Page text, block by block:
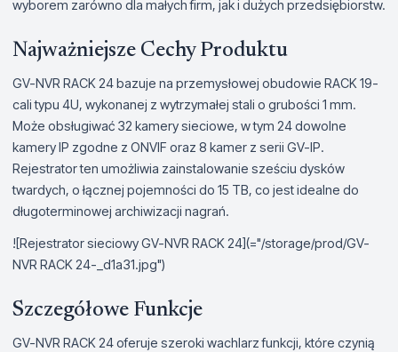
wyborem zarówno dla małych firm, jak i dużych przedsiębiorstw.
Najważniejsze Cechy Produktu
GV-NVR RACK 24 bazuje na przemysłowej obudowie RACK 19-
cali typu 4U, wykonanej z wytrzymałej stali o grubości 1 mm.
Może obsługiwać 32 kamery sieciowe, w tym 24 dowolne
kamery IP zgodne z ONVIF oraz 8 kamer z serii GV-IP.
Rejestrator ten umożliwia zainstalowanie sześciu dysków
twardych, o łącznej pojemności do 15 TB, co jest idealne do
długoterminowej archiwizacji nagrań.
![Rejestrator sieciowy GV-NVR RACK 24](="/storage/prod/GV-
NVR RACK 24-_d1a31.jpg")
Szczegółowe Funkcje
GV-NVR RACK 24 oferuje szeroki wachlarz funkcji, które czynią